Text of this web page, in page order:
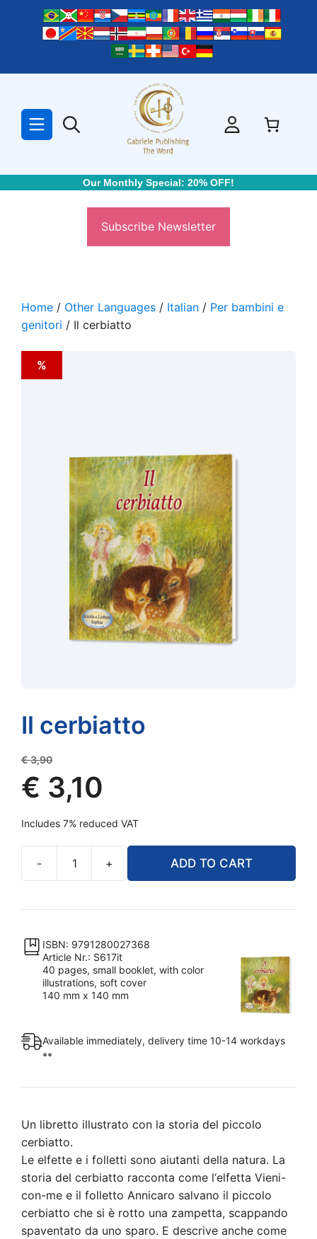
Our Monthly Special: 20% OFF!
Subscribe Newsletter
Home / Other Languages / Italian / Per bambini e
genitori / Il cerbiatto
%
Il cerbiatto
€3,90Original
price
was:
€ 3,90.
€ 3,10
Current
price
is:
€ 3,10.
Includes 7% reduced VAT
-
quantity
+ ADD TO CART
ISBN: 9791280027368
Article Nr.: S617it
40 pages, small booklet, with color
illustrations, soft cover
140 mm x 140 mm
Available immediately, delivery time 10-14 workdays
**
Un libretto illustrato con la storia del piccolo
cerbiatto.
Le elfette e i folletti sono aiutanti della natura. La
storia del cerbiatto racconta come l‘elfetta Vieni-
con-me e il folletto Annicaro salvano il piccolo
cerbiatto che si è rotto una zampetta, scappando
spaventato da uno sparo. E descrive anche come